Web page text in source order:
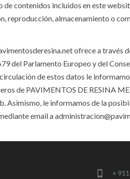
contenidos incluidos en este
reproducción, almacenamiento o
ofrece a
del Parlamento Europeo y del
de estos datos le
de PAVIMENTOS DE RESINA
Asimismo, le informamos de la
email a
+